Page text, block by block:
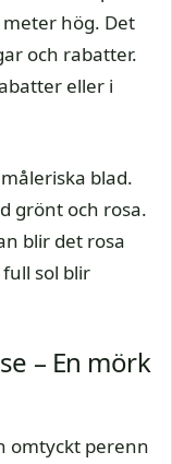
hög. Det
och rabatter.
eller i
blad.
grönt och rosa.
blir det rosa
sol blir
– En mörk
omtyckt perenn